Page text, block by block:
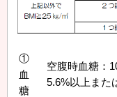
①
血
糖
空腹時血糖：
5.6%以上また